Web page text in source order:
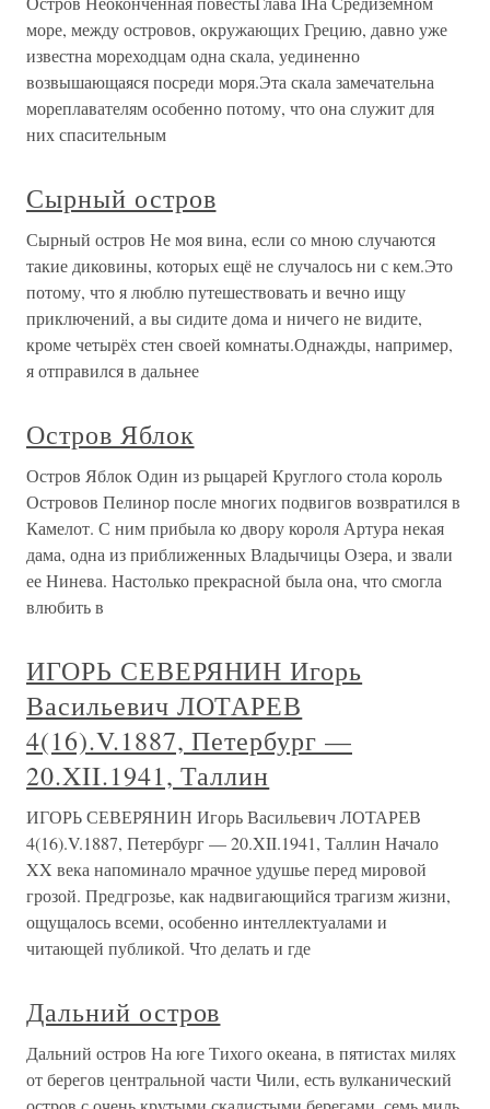
море, между островов, окружающих Грецию, давно уже
известна мореходцам одна скала, уединенно
возвышающаяся посреди моря.Эта скала замечательна
мореплавателям особенно потому, что она служит для
них спасительным
Сырный остров
Сырный остров Не моя вина, если со мною случаются
такие диковины, которых ещё не случалось ни с кем.Это
потому, что я люблю путешествовать и вечно ищу
приключений, а вы сидите дома и ничего не видите,
кроме четырёх стен своей комнаты.Однажды, например,
я отправился в дальнее
Остров Яблок
Остров Яблок Один из рыцарей Круглого стола король
Островов Пелинор после многих подвигов возвратился в
Камелот. С ним прибыла ко двору короля Артура некая
дама, одна из приближенных Владычицы Озера, и звали
ее Нинева. Настолько прекрасной была она, что смогла
влюбить в
ИГОРЬ СЕВЕРЯНИН Игорь
Васильевич ЛОТАРЕВ
4(16).V.1887, Петербург —
20.XII.1941, Таллин
ИГОРЬ СЕВЕРЯНИН Игорь Васильевич ЛОТАРЕВ
4(16).V.1887, Петербург — 20.XII.1941, Таллин Начало
XX века напоминало мрачное удушье перед мировой
грозой. Предгрозье, как надвигающийся трагизм жизни,
ощущалось всеми, особенно интеллектуалами и
читающей публикой. Что делать и где
Дальний остров
Дальний остров На юге Тихого океана, в пятистах милях
от берегов центральной части Чили, есть вулканический